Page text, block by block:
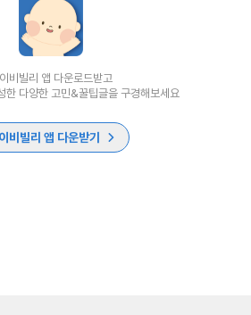
비빌리 앱 다운로드받고
한 다양한 고민&꿀팁글을 구경해보세요
비빌리 앱 다운받기